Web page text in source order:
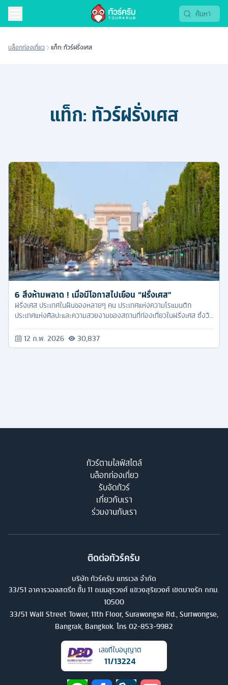
บล็อกท่องเที่ยว แท็ก: ทัวร์ฝรั่งเศส
แท็ก: ทัวร์ฝรั่งเศส
6 สิ่งห้ามพลาด ! เมื่อมีโอกาสไปเยือน “ฝรั่งเศส”
ฝรั่งเศส ประเทศในฝันของหลายๆ คน ประเทศแห่งความโรแมนติก
ประเทศแห่งศิลปะและความสวยงามของสถานที่ท่องเที่ยวในฝรั่งเศส ซึ่งวัน
เด็ดขาด
12 ก.พ. 2026 30,837
ทัวร์ตามไลฟ์สไตล์
บล็อกท่องเที่ยว
รับจัดทัวร์
เกี่ยวกับเรา
ร่วมงานกับเรา
ติดต่อทัวร์ครับ
บริษัท ทัวร์ครับ แทรเวล จำกัด
33/51 อาคารวอลสตรีท ชั้น 11 ถนนสุรวงศ์ แขวงสุริยวงศ์ เขตบางรัก กทม.
10500
33/51 Wall Street Tower, 11th Floor, Surawongse Rd., Suriwongse,
Bangrak, Bangkok. โทร 02-853-9982
เลขที่ใบอนุญาต
11/13224